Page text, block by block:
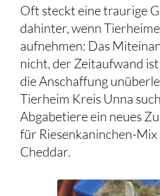
Oft steckt eine traurige
dahinter, wenn
aufnehmen: Das
nicht, der Zeitaufwand
die Anschaffung
Tierheim Kreis Unna
Abgabetiere ein neues
für Riesenkaninchen-Mix
Cheddar.